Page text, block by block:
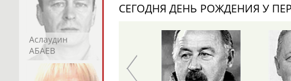
Аслаудин
АБАЕВ
Мария
АБАКУМОВА
СЕГОДНЯ ДЕНЬ РОЖДЕНИЯ У